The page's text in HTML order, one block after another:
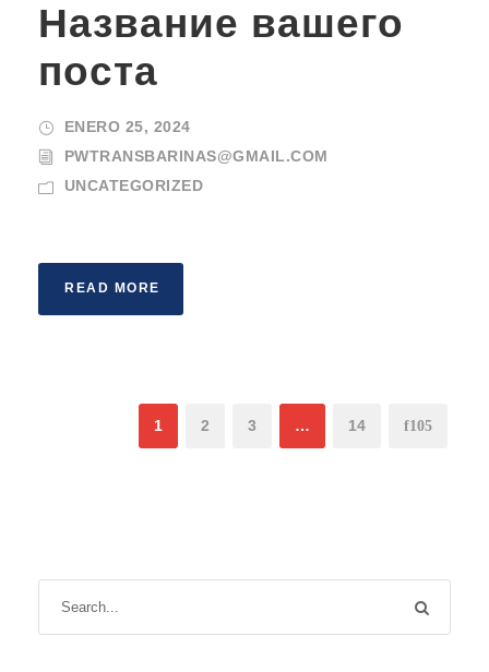
Название вашего
поста
ENERO 25, 2024
PWTRANSBARINAS@GMAIL.COM
UNCATEGORIZED
READ MORE
1 2 3 … 14